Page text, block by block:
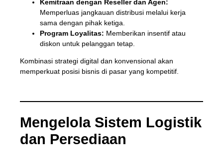
Kemitraan dengan Reseller dan Agen:
Memperluas jangkauan distribusi melalui kerja
sama dengan pihak ketiga.
Program Loyalitas: Memberikan insentif atau
diskon untuk pelanggan tetap.
Kombinasi strategi digital dan konvensional akan
memperkuat posisi bisnis di pasar yang kompetitif.
Mengelola Sistem Logistik
dan Persediaan